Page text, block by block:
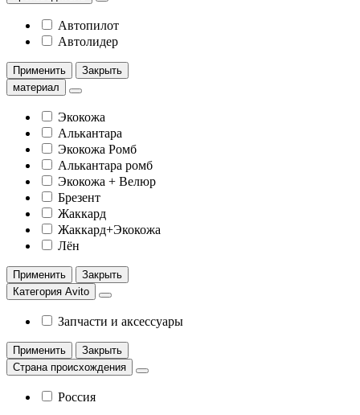
Автопилот
Автолидер
Применить
Закрыть
материал
Экокожа
Алькантара
Экокожа Ромб
Алькантара ромб
Экокожа + Велюр
Брезент
Жаккард
Жаккард+Экокожа
Лён
Применить
Закрыть
Категория Avito
Запчасти и аксессуары
Применить
Закрыть
Страна происхождения
Россия